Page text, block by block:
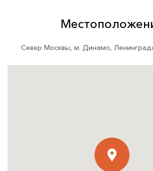
Север Москвы, м. Динамо,